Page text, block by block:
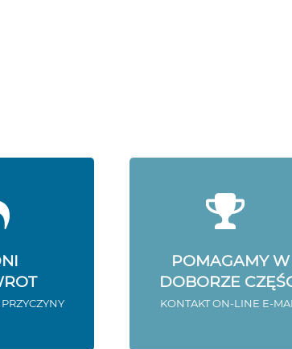
POMAGAMY W
DOBORZE
KONTAKT ON-LINE E-